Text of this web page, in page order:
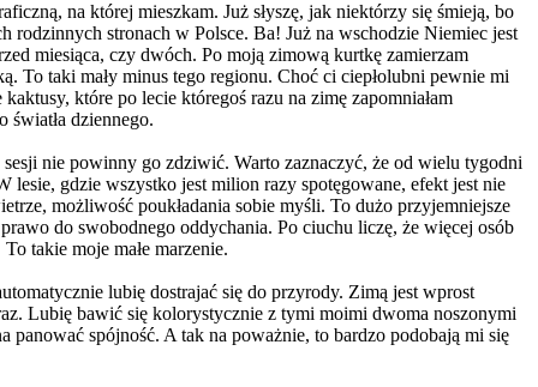
na której mieszkam. Już słyszę, jak niektórzy się śmieją, bo
rodzinnych stronach w Polsce. Ba! Już na wschodzie Niemiec jest
miesiąca, czy dwóch. Po moją zimową kurtkę zamierzam
To taki mały minus tego regionu. Choć ci ciepłolubni pewnie mi
które po lecie któregoś razu na zimę zapomniałam
dziennego.
nie powinny go zdziwić. Warto zaznaczyć, że od wielu tygodni
lesie, gdzie wszystko jest milion razy spotęgowane, efekt jest nie
możliwość poukładania sobie myśli. To dużo przyjemniejsze
do swobodnego oddychania. Po ciuchu liczę, że więcej osób
takie moje małe marzenie.
lubię dostrajać się do przyrody. Zimą jest wprost
Lubię bawić się kolorystycznie z tymi moimi dwoma noszonymi
spójność. A tak na poważnie, to bardzo podobają mi się